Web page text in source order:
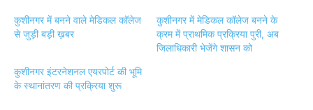
कुशीनगर में बनने वाले मेडिकल कॉलेज
से जुड़ी बड़ी ख़बर
कुशीनगर में मेडिकल कॉलेज बनने के
क्रम में प्राथमिक प्रक्रिया पुरी, अब
जिलाधिकारी भेजेंगे शासन को
कुशीनगर इंटरनेशनल एयरपोर्ट की भूमि
के स्थानांतरण की प्रक्रिया शुरू